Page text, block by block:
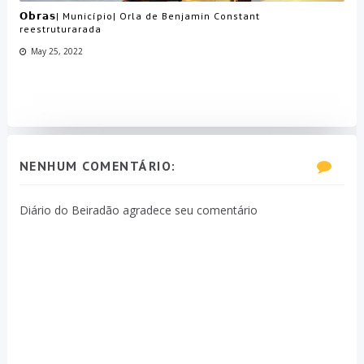
𝗢𝗯𝗿𝗮𝘀| Município| Orla de Benjamin Constant
reestruturarada
May 25, 2022
NENHUM COMENTÁRIO:
Diário do Beiradão agradece seu comentário